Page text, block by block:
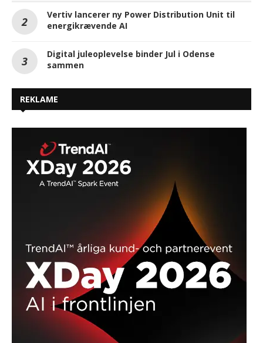
Vertiv lancerer ny Power Distribution Unit til
energikrævende AI
Digital juleoplevelse binder Jul i Odense
sammen
REKLAME